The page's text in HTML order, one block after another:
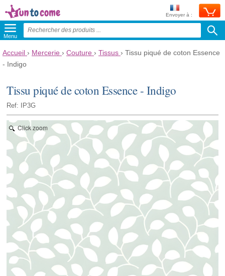
Envoyer à :
Menu
Accueil › Mercerie › Couture › Tissus › Tissu piqué de coton Essence
- Indigo
Tissu piqué de coton Essence - Indigo
Ref: IP3G
Click zoom